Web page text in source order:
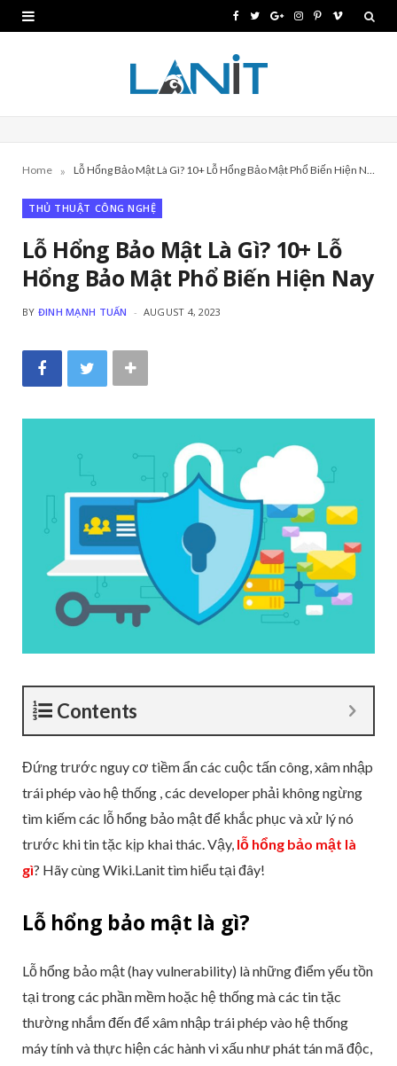
b
o
T
t
e
G
l
e
u
I
a
g
m
P
e
r
V
o
Home » Lỗ Hổng Bảo Mật Là Gì? 10+ Lỗ Hổng Bảo Mật Phổ Biến Hiện Nay
THỦ THUẬT CÔNG NGHỆ
Lỗ Hổng Bảo Mật Là Gì? 10+ Lỗ
Hổng Bảo Mật Phổ Biến Hiện Nay
BY ĐINH MẠNH TUẤN AUGUST 4, 2023
Contents
Đứng trước nguy cơ tiềm ẩn các cuộc tấn công, xâm nhập
trái phép vào hệ thống , các developer phải không ngừng
tìm kiếm các lỗ hổng bảo mật để khắc phục và xử lý nó
trước khi tin tặc kịp khai thác. Vậy, lỗ hổng bảo mật là
gì? Hãy cùng Wiki.Lanit tìm hiểu tại đây!
Lỗ hổng bảo mật là gì?
Lỗ hổng bảo mật (hay vulnerability) là những điểm yếu tồn
tại trong các phần mềm hoặc hệ thống mà các tin tặc
thường nhắm đến để xâm nhập trái phép vào hệ thống
máy tính và thực hiện các hành vi xấu như phát tán mã độc,